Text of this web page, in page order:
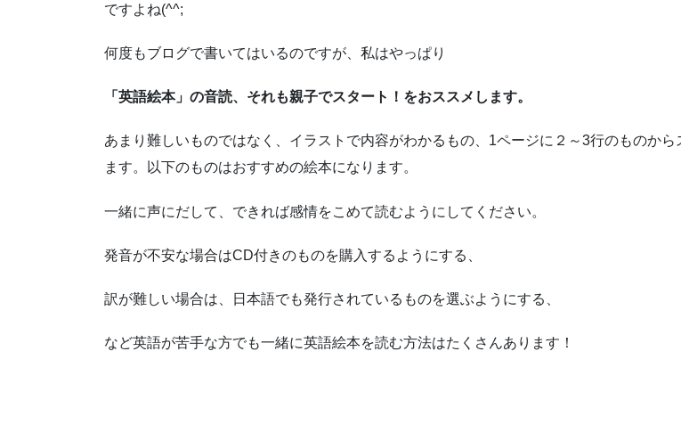
ですよね(^^;
何度もブログで書いてはいるのですが、私はやっぱり
「英語絵本」の音読、それも親子でスタート！をおススメします。
あまり難しいものではなく、イラストで内容がわかるもの、1ページに２～3行のものから
ます。以下のものはおすすめの絵本になります。
一緒に声にだして、できれば感情をこめて読むようにしてください。
発音が不安な場合はCD付きのものを購入するようにする、
訳が難しい場合は、日本語でも発行されているものを選ぶようにする、
など英語が苦手な方でも一緒に英語絵本を読む方法はたくさんあります！